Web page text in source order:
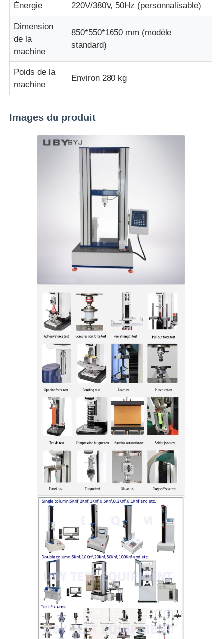
Énergie 220V/380V, 50Hz (personnalisable)
Dimension
de la
machine
850*550*1650 mm (modèle
standard)
Poids de la
machine
Environ 280 kg
Images du produit